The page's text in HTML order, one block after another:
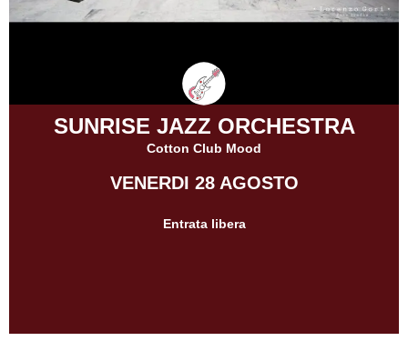
SUNRISE JAZZ ORCHESTRA
Cotton Club Mood
VENERDI 28 AGOSTO
Entrata libera